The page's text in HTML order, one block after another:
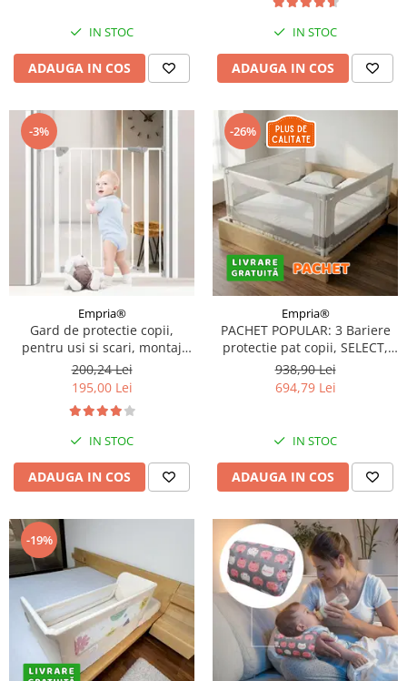
IN STOC
ADAUGA IN COS
IN STOC
ADAUGA IN COS
-3%
Empria®
Gard de protectie copii,
pentru usi si scari, montaj
prin presiune, dimensiune
reglabila 71-77 cm, Empria,
Alb
200,24 Lei
195,00 Lei
IN STOC
ADAUGA IN COS
-26%
Empria®
PACHET POPULAR: 3 Bariere
protectie pat copii, SELECT,
140x200 cm
938,90 Lei
694,79 Lei
IN STOC
ADAUGA IN COS
-19%